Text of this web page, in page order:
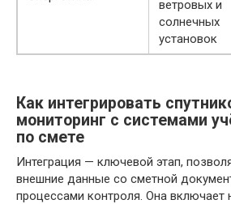
ветровых и
солнечных
установок
Как интегрировать
мониторинг с системами
по смете
Интеграция — ключевой этап,
внешние данные со сметной
процессами контроля. Она включает